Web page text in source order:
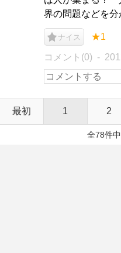
界の問題などを
ナイス ★1
コメント(0)
最初 1 2
全78件